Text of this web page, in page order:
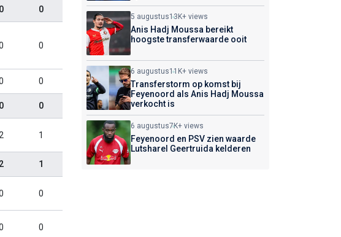
0 0
0
0
0 0
1
2 1
0
0
5 augustus13K+ views
Anis Hadj Moussa bereikt
hoogste transferwaarde ooit
6 augustus11K+ views
Transferstorm op komst bij
Feyenoord als Anis Hadj Moussa
verkocht is
6 augustus7K+ views
Feyenoord en PSV zien waarde
Lutsharel Geertruida kelderen